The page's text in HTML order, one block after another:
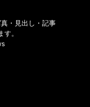
・見出し・記事
。